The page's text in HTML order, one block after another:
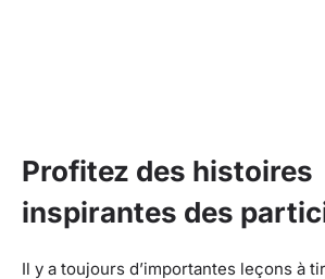
Profitez des histoires
inspirantes des
Il y a toujours d’importantes leçons à